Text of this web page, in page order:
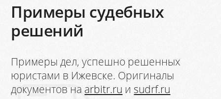
Примеры судебных
решений
Примеры дел, успешно решенных
юристами в Ижевске. Оригиналы
документов на arbitr.ru иsudrf.ru